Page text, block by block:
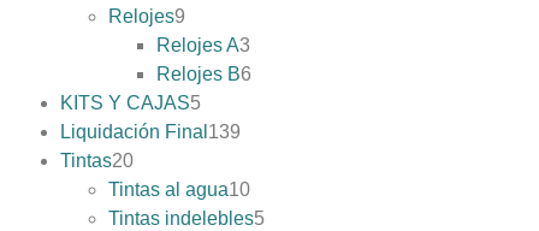
Relojes9
Relojes A3
Relojes B6
KITS Y CAJAS5
Liquidación Final 139
Tintas20
Tintas al agua10
Tintas indelebles5